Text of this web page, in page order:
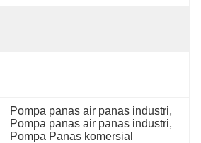
Pompa panas air panas industri,
Pompa panas air panas industri,
Pompa Panas komersial